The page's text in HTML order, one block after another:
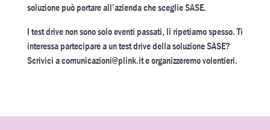
soluzione può portare all’azienda che sceglie SASE.
I test drive non sono solo eventi passati, li ripetiamo spesso. Ti
interessa partecipare a un test drive della soluzione SASE?
Scrivici a comunicazioni@plink.it e organizzeremo volentieri.